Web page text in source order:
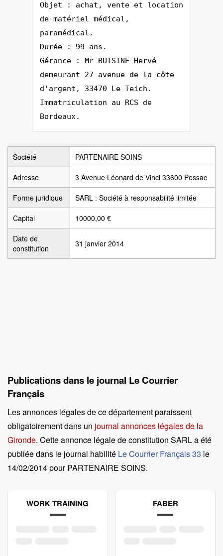
Objet : achat, vente et location
de matériel médical,
paramédical.
Durée : 99 ans.
Gérance : Mr BUISINE Hervé
demeurant 27 avenue de la côte
d'argent, 33470 Le Teich.
Immatriculation au RCS de
Bordeaux.
Société PARTENAIRE SOINS
Adresse 3 Avenue Léonard de Vinci 33600 Pessac
Forme juridique SARL : Société à responsabilité limitée
Capital 10000,00 €
Date de
constitution
31 janvier 2014
Publications dans le journal Le Courrier
Français
Les annonces légales de ce département paraissent
obligatoirement dans un journal annonces légales de la
Gironde. Cette annonce légale de constitution SARL a été
publiée dans le journal habilité Le Courrier Français 33 le
14/02/2014 pour PARTENAIRE SOINS.
WORK TRAINING FABER